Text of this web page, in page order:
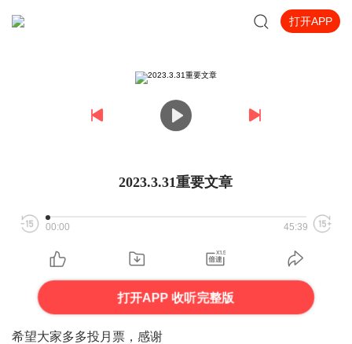
打开APP
2023.3.31重要文章
00:00 45:39
打开APP 收听完整版
希望大家多多投月票，感谢